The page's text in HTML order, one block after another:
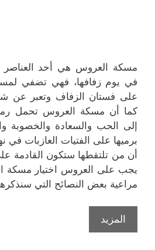
مسكة العروس هي أحد العناصر
في يوم زفافها، فهي تضفي
على فستان الزفاف وتعبر عن
كما أن مسكة العروس تحمل
إلى الحب والسعادة والخصوبة
برميها على الفتيات العازبات في
أن من تلتقطها ستكون القادمة
يجب على العروس اختيار مسكة
مراعية بعض النصائح التي
المزيد